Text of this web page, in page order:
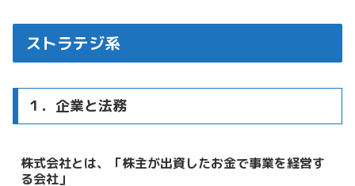
ストラテジ系
１．企業と法務
株式会社とは、「株主が出資したお金で事業を経営す
る会社」